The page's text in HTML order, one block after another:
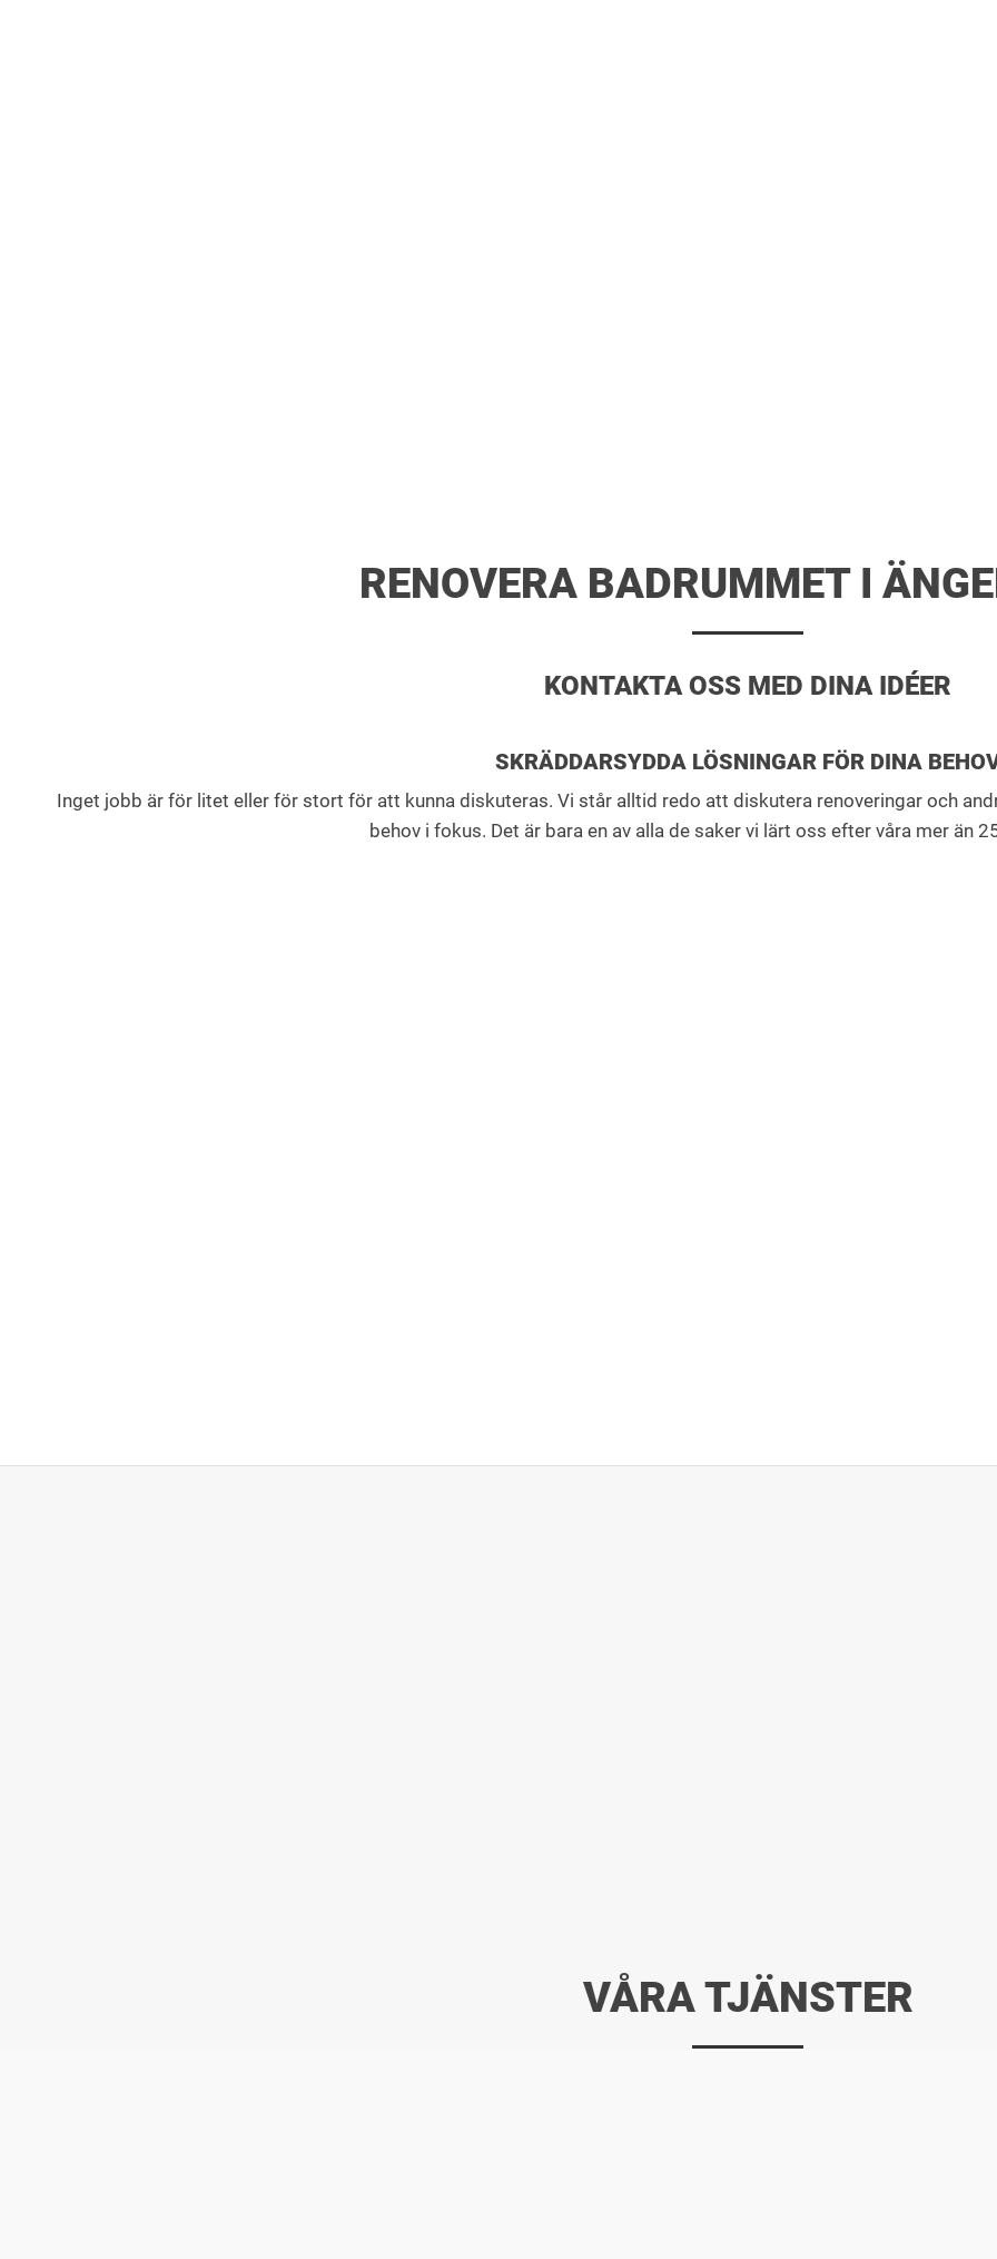
RENOVERA BADRUMMET I
KONTAKTA OSS MED DINA IDÉER
SKRÄDDARSYDDA LÖSNINGAR FÖR DINA
Inget jobb är för litet eller för stort för att kunna diskuteras. Vi står alltid redo att diskutera renoveringar och
behov i fokus. Det är bara en av alla de saker vi lärt oss efter våra mer än
VÅRA TJÄNSTER